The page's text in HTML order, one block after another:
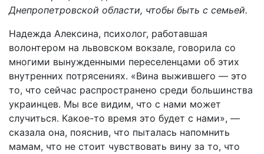
Днепропетровской области, чтобы быть с семьей.
Надежда Алексина, психолог, работавшая
волонтером на львовском вокзале, говорила со
многими вынужденными переселенцами об этих
внутренних потрясениях. «Вина выжившего — это
то, что сейчас распространено среди большинства
украинцев. Мы все видим, что с нами может
случиться. Какое-то время это будет с нами», —
сказала она, пояснив, что пыталась напомнить
мамам, что не стоит чувствовать вину за то, что